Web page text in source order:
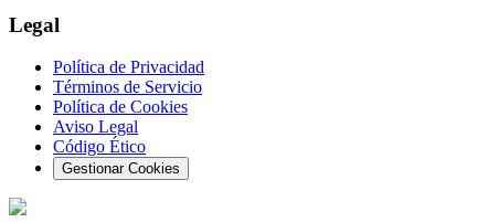
Legal
Política de Privacidad
Términos de Servicio
Política de Cookies
Aviso Legal
Código Ético
Gestionar Cookies